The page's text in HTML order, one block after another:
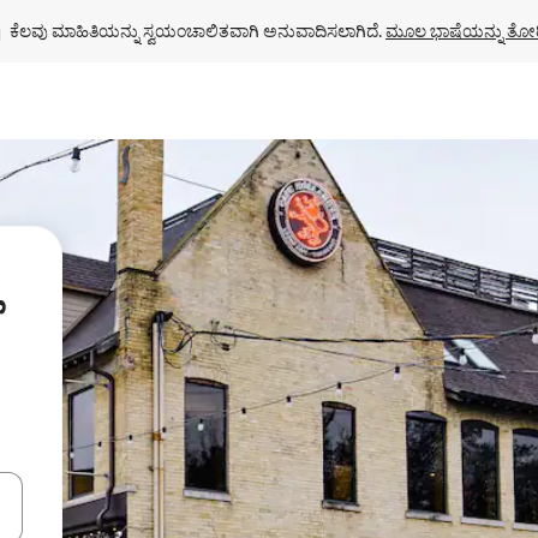
ಕೆಲವು ಮಾಹಿತಿಯನ್ನು ಸ್ವಯಂಚಾಲಿತವಾಗಿ ಅನುವಾದಿಸಲಾಗಿದೆ. ಮೂಲ ಭಾಷೆಯನ್ನು
ನ್ಯಾವಿಗೇಟ್ ಮಾಡಿ ಅಥವಾ ಸ್ಪರ್ಶ ಅಥವಾ ಸ್ವೈಪ್ ಗೆಸ್ಚರ್‌ಗಳ ಮೂಲಕ ಅನ್ವೇಷಿಸಿ.